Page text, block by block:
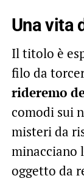
Una vita
Il titolo è
filo da
rideremo
comodi sui
misteri da
minacciano
oggetto da